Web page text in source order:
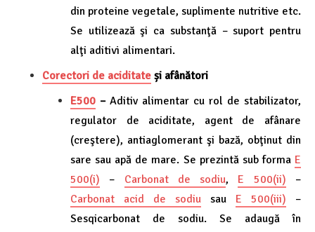
din proteine vegetale, suplimente nutritive etc.
Se utilizează şi ca substanţă – suport pentru
alţi aditivi alimentari.
Corectori de aciditate și afânători
E500 – Aditiv alimentar cu rol de stabilizator,
regulator de aciditate, agent de afânare
(creştere), antiaglomerant şi bază, obţinut din
sare sau apă de mare. Se prezintă sub forma E
500(i) – Carbonat de sodiu, E 500(ii) –
Carbonat acid de sodiu sau E 500(iii) –
Sesqicarbonat de sodiu. Se adaugă în